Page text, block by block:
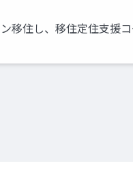
移住し、移住定住支援